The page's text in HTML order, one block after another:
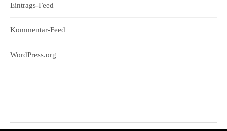
Eintrags-Feed
Kommentar-Feed
WordPress.org